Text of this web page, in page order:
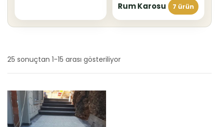
Rum Karosu 7 ürün
25 sonuçtan 1-15 arası gösteriliyor
yeniye